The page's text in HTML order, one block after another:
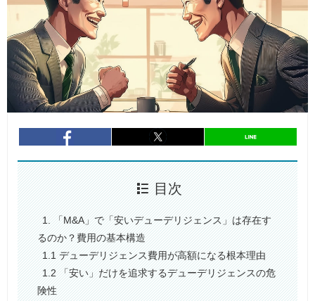
entry724 entry724
目次
1. 「M&A」で「安いデューデリジェンス」は存在す
るのか？費用の基本構造
1.1 デューデリジェンス費用が高額になる根本理由
1.2 「安い」だけを追求するデューデリジェンスの危
険性